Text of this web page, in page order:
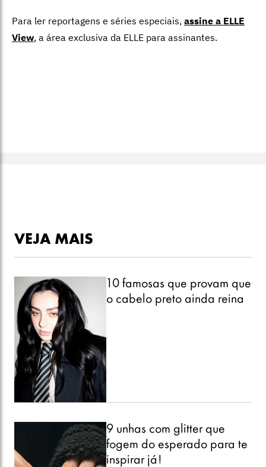
Para ler reportagens e séries especiais, assine a ELLE
View, a área exclusiva da ELLE para assinantes.
VEJA MAIS
10 famosas que provam que
o cabelo preto ainda reina
9 unhas com glitter que
fogem do esperado para te
inspirar já!